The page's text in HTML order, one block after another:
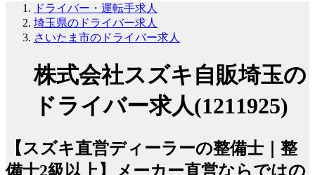
ドライバー・運転手求人
埼玉県のドライバー求人
さいたま市のドライバー求人
株式会社スズキ自販埼玉の
ドライバー求人(1211925)
【スズキ直営ディーラーの整備士｜整
備士2級以上】メーカー直営ならではの